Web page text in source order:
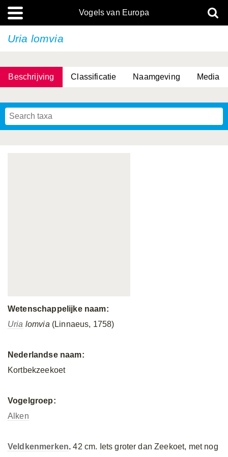
Vogels van Europa
Uria lomvia
Beschrijving Classificatie Naamgeving Media
Wetenschappelijke naam:
Uria lomvia (Linnaeus, 1758)
Nederlandse naam:
Kortbekzeekoet
Vogelgroep:
Alken
Veldkenmerken. 42 cm. Iets groter dan Zeekoet, met nog